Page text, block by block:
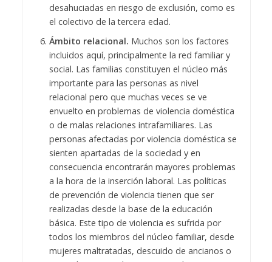
desahuciadas en riesgo de exclusión, como es
el colectivo de la tercera edad.
Ámbito relacional. Muchos son los factores
incluidos aquí, principalmente la red familiar y
social. Las familias constituyen el núcleo más
importante para las personas as nivel
relacional pero que muchas veces se ve
envuelto en problemas de violencia doméstica
o de malas relaciones intrafamiliares. Las
personas afectadas por violencia doméstica se
sienten apartadas de la sociedad y en
consecuencia encontrarán mayores problemas
a la hora de la inserción laboral. Las políticas
de prevención de violencia tienen que ser
realizadas desde la base de la educación
básica. Este tipo de violencia es sufrida por
todos los miembros del núcleo familiar, desde
mujeres maltratadas, descuido de ancianos o